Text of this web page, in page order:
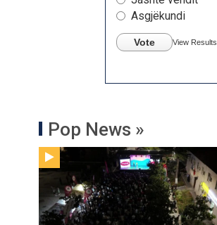
Asgjëkundi
Vote View Results
Pop News »